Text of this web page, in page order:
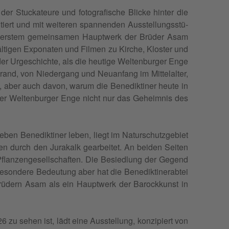
Stu­cka­teure und foto­gra­fische Blicke hin­ter die
und mit wei­te­ren span­nen­den Auss­tel­lung­sstü­
gemein­sa­men Haupt­werk der Brü­der Asam
Expo­na­ten und Fil­men zu Kirche, Klos­ter und
Urges­chichte, als die heu­tige Wel­ten­bur­ger Enge
von Nie­der­gang und Neuan­fang im Mit­te­lal­ter,
auch davon, warum die Bene­dik­ti­ner heute in
Wel­ten­bur­ger Enge nicht nur das Geheim­nis des
Bene­dik­ti­ner leben, liegt im Natur­schutz­ge­biet
durch den Jura­kalk gear­bei­tet. An bei­den Sei­ten
Die Besied­lung der Gegend
Bedeu­tung aber hat die Bene­dik­ti­ne­rab­tei
Asam als ein Haupt­werk der Baro­ck­kunst in
zu sehen ist, lädt eine Auss­tel­lung, kon­zi­piert von